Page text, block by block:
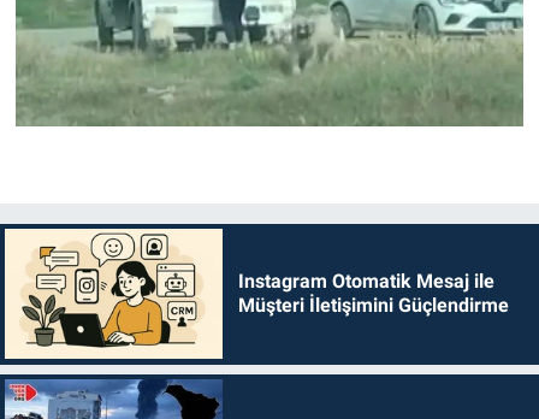
Instagram Otomatik Mesaj ile
Müşteri İletişimini Güçlendirme